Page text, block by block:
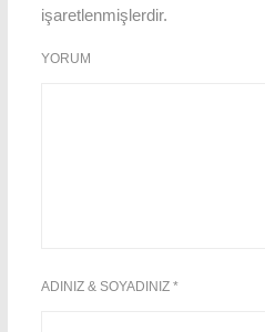
işaretlenmişlerdir.
YORUM
ADINIZ & SOYADINIZ *